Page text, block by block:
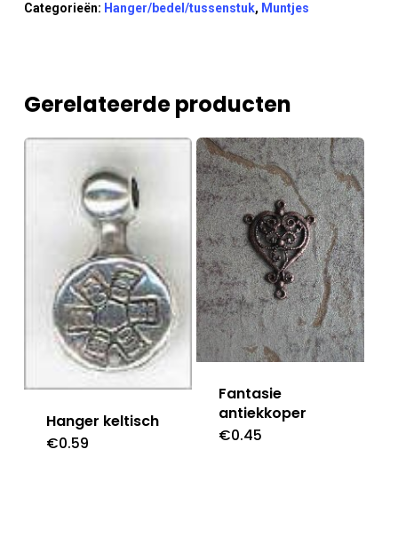
Categorieën: Hanger/bedel/tussenstuk, Muntjes
Gerelateerde producten
Hanger keltisch
€0.59
Fantasie
antiekkoper
€0.45